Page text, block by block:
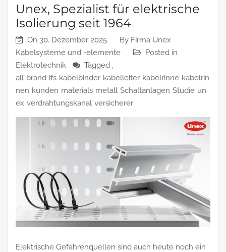
Unex, Spezialist für elektrische
Isolierung seit 1964
On 30. Dezember 2025 By Firma Unex
Kabelsysteme und -elemente
Posted in
Elektrotechnik
Tagged ,
all brand ifs kabelbinder kabelleiter kabelrinne kabelrin
nen kunden materials metall Schaltanlagen Studie un
ex verdrahtungskanal versicherer
Elektrische Gefahrenquellen sind auch heute noch ein